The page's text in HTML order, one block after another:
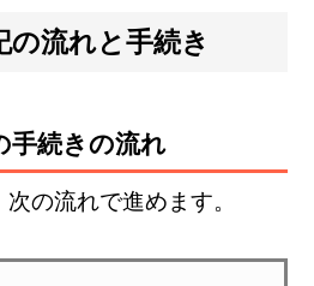
の流れと手続き
手続きの流れ
の流れで進めます。